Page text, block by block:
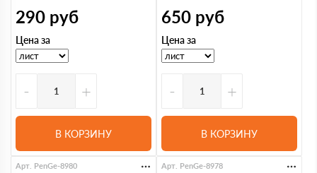
290 руб
Цена за
- +
В КОРЗИНУ
650 руб
Цена за
- +
В КОРЗИНУ
Арт. PenGe-8980 Арт. PenGe-8978